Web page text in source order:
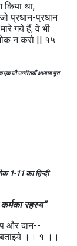
किया था,
प्रधान-प्रधान
गये हैं, वे भी
न करो || १५
एक सौ उन्नीसवाँ अध्याय पूरा
1-11 का हिन्दी
रहस्य”
और दान--
।। १ ।।